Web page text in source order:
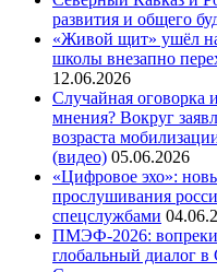
развития и общего
«Живой щит» ушёл
школы внезапно
12.06.2026
Случайная оговорка
мнения? Вокруг
возраста
(видео) 05.06.2026
«Цифровое эхо»:
прослушивания
спецслужбами
ПМЭФ-2026: вопреки
глобальный диалог в